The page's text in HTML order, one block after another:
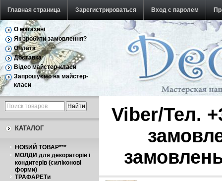
Главная страница Зарегистрироваться Вход с паролем
Обратная связь
О магазині
Як зробити замовлення?
Оплата
Доставка
Відео майстер-класи
Запрошуємо на майстер-
класи
КАТАЛОГ
НОВИЙ ТОВАР***
МОЛДИ для декораторів і
кондитерів (силіконові
форми)
ТРАФАРЕТи
Viber/Тел.